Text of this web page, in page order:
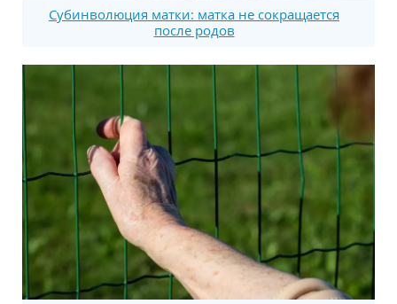
Субинволюция матки: матка не сокращается
после родов